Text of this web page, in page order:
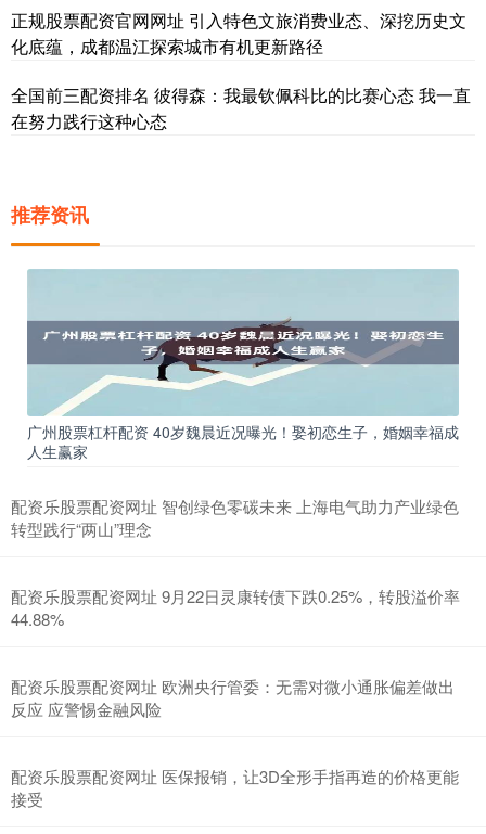
正规股票配资官网网址 引入特色文旅消费业态、深挖历史文
化底蕴，成都温江探索城市有机更新路径
全国前三配资排名 彼得森：我最钦佩科比的比赛心态 我一直
在努力践行这种心态
推荐资讯
广州股票杠杆配资 40岁魏晨近况曝光！娶初恋生子，婚姻幸福成
人生赢家
配资乐股票配资网址 智创绿色零碳未来 上海电气助力产业绿色
转型践行“两山”理念
配资乐股票配资网址 9月22日灵康转债下跌0.25%，转股溢价率
44.88%
配资乐股票配资网址 欧洲央行管委：无需对微小通胀偏差做出
反应 应警惕金融风险
配资乐股票配资网址 医保报销，让3D全形手指再造的价格更能
接受